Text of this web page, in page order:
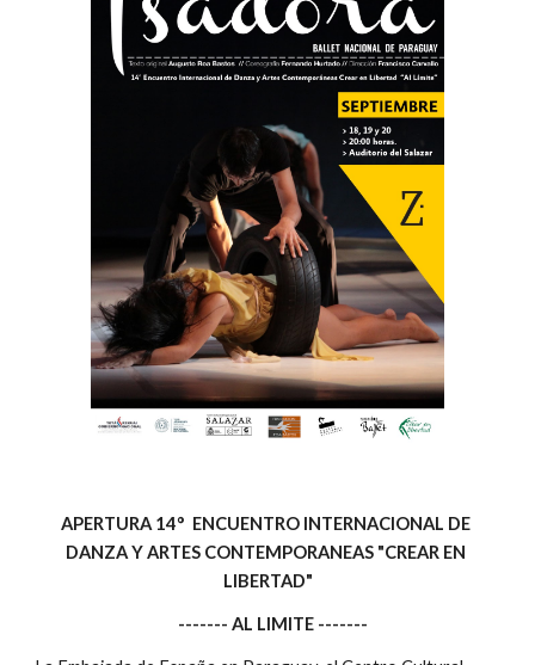
APERTURA 14°  ENCUENTRO INTERNACIONAL DE
DANZA Y ARTES CONTEMPORANEAS "CREAR EN
LIBERTAD"
                                        ------- AL LIMITE -------